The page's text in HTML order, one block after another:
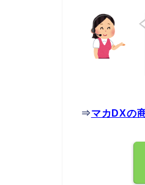
⇒マカDXの